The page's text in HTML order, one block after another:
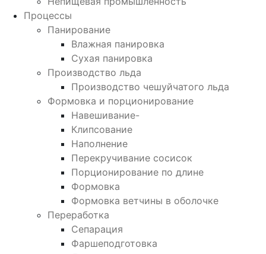
Процессы
Панирование
Влажная панировка
Сухая панировка
Производство льда
Производство чешуйчатого льда
Формовка и порционирование
Навешивание-
Клипсование
Наполнение
Перекручивание сосисок
Порционирование по длине
Формовка
Формовка ветчины в оболочке
Переработка
Сепарация
Фаршеподготовка